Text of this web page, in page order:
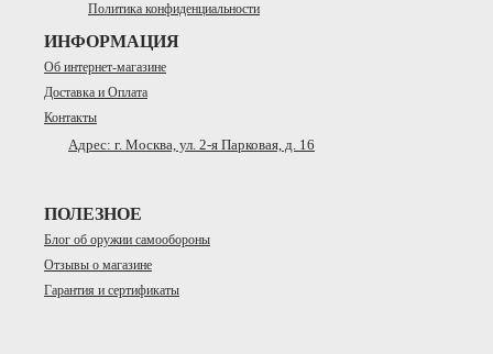
Политика конфиденциальности
ИНФОРМАЦИЯ
Об интернет-магазине
Доставка и Оплата
Контакты
Адрес: г. Москва, ул. 2-я Парковая, д. 16
ПОЛЕЗНОЕ
Блог об оружии самообороны
Отзывы о магазине
Гарантия и сертификаты